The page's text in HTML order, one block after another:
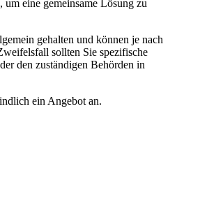
um eine gemeinsame Lösung zu
gehalten und können je nach
sollten Sie spezifische
den zuständigen Behörden in
ein Angebot an.